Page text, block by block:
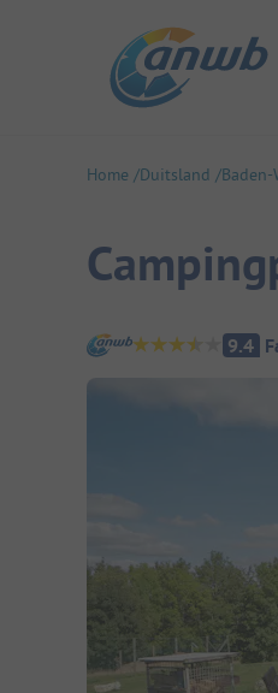
Home Duitsland
Camping9.4